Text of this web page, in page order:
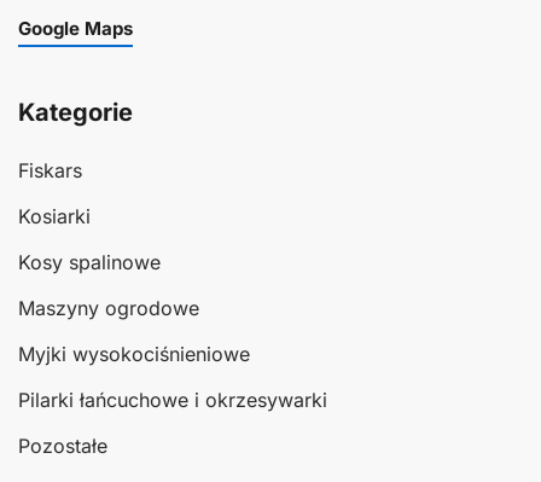
Google Maps
Kategorie
Fiskars
Kosiarki
Kosy spalinowe
Maszyny ogrodowe
Myjki wysokociśnieniowe
Pilarki łańcuchowe i okrzesywarki
Pozostałe